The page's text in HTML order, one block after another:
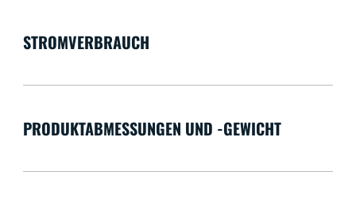
STROMVERBRAUCH
PRODUKTABMESSUNGEN UND -GEWICHT